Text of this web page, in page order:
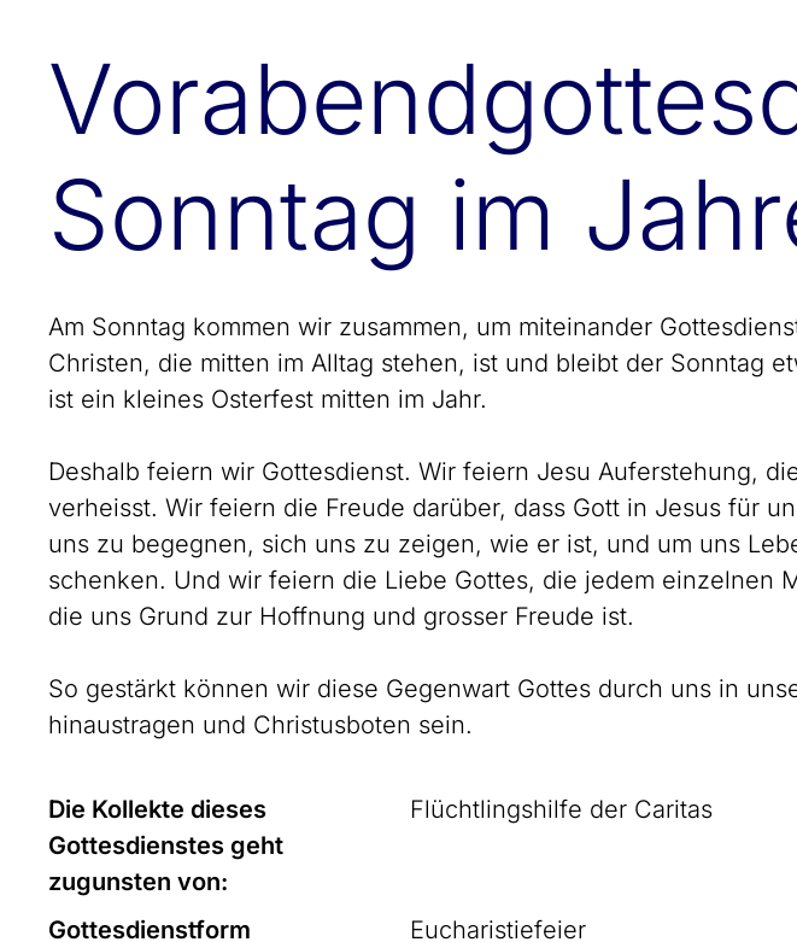
Sonntag im
Am Sonntag kommen wir zusammen, um miteinander
Christen, die mitten im Alltag stehen, ist und bleibt der Sonntag
ist ein kleines Osterfest mitten im Jahr.
Deshalb feiern wir Gottesdienst. Wir feiern Jesu Auferstehung,
verheisst. Wir feiern die Freude darüber, dass Gott in Jesus für
uns zu begegnen, sich uns zu zeigen, wie er ist, und um uns
schenken. Und wir feiern die Liebe Gottes, die jedem einzelnen
die uns Grund zur Hoffnung und grosser Freude ist.
So gestärkt können wir diese Gegenwart Gottes durch uns in
hinaustragen und Christusboten sein.
Die Kollekte dieses
Gottesdienstes geht
zugunsten von:
Flüchtlingshilfe der Caritas
Gottesdienstform
Eucharistiefeier